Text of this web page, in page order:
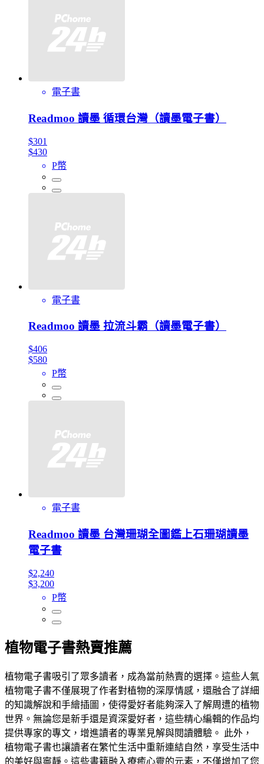
電子書
Readmoo 讀墨 循環台灣（讀墨電子書）
$301
$430
P幣
電子書
Readmoo 讀墨 拉流斗霸（讀墨電子書）
$406
$580
P幣
電子書
Readmoo 讀墨 台灣珊瑚全圖鑑上石珊瑚讀墨
電子書
$2,240
$3,200
P幣
植物電子書熱賣推薦
植物電子書吸引了眾多讀者，成為當前熱賣的選擇。這些人氣
植物電子書不僅展現了作者對植物的深厚情感，還融合了詳細
的知識解說和手繪插圖，使得愛好者能夠深入了解周遭的植物
世界。無論您是新手還是資深愛好者，這些精心編輯的作品均
提供專家的專文，增進讀者的專業見解與閱讀體驗。 此外，
植物電子書也讓讀者在繁忙生活中重新連結自然，享受生活中
的美好與寧靜。這些書籍融入療癒心靈的元素，不僅增加了您